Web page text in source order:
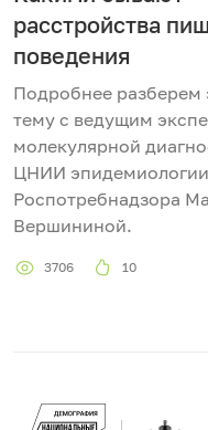
расстройства
поведения
Подробнее разберем
тему с ведущим
молекулярной
ЦНИИ эпидемиологии
Роспотребнадзора
Вершининой.
3706 10